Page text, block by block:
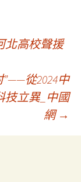
北高校聲援
從2024中
技立異_中國
網 →